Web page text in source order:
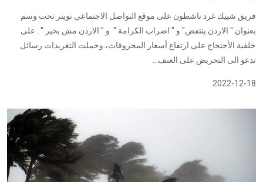
فريق شييك غرد ناشطون على موقع التواصل الاجتماعي تويتر تحت وسم
بعنوان " الاردن ينتفض" و " اضراب الكرامة " و " الاردن مش بخير " . على
خلفية الأحتجاج على ارتفاع أسعار المحروقات،.وحملت التغريدات رسائل
تدعو الى التحريض على العنف...
2022-12-18